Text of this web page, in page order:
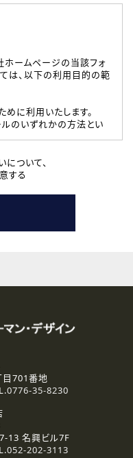
ホームページの当該フォ
は、以下の利用目的の範
に利用いたします。
のいずれかの方法とい
時の参考情報として利
の皆様
利用いたします。
のいずれかの方法とい
のために利用いたしま
するために利用いたし
のいずれかの方法とい
規定に従う場合を除き、
満たした委託先に、個
ついて、
する
701番地
0776-35-8230
13 名興ビル7F
052-202-3113